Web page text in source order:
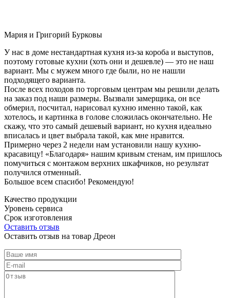
Мария и Григорий Бурковы
У нас в доме нестандартная кухня из-за короба и выступов,
поэтому готовые кухни (хоть они и дешевле) — это не наш
вариант. Мы с мужем много где были, но не нашли
подходящего варианта.
После всех походов по торговым центрам мы решили делать
на заказ под наши размеры. Вызвали замерщика, он все
обмерил, посчитал, нарисовал кухню именно такой, как
хотелось, и картинка в голове сложилась окончательно. Не
скажу, что это самый дешевый вариант, но кухня идеально
вписалась и цвет выбрала такой, как мне нравится.
Примерно через 2 недели нам установили нашу кухню-
красавицу! «Благодаря» нашим кривым стенам, им пришлось
помучиться с монтажом верхних шкафчиков, но результат
получился отменный.
Большое всем спасибо! Рекомендую!
Качество продукции
Уровень сервиса
Срок изготовления
Оставить отзыв
Оставить отзыв на товар Дреон